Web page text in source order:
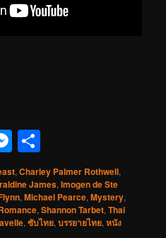
Messenger
,Charley Palmer Rothwell,
James,Imogen de Ste
,Michael Pearce,Mystery,
,Shannon Tarbet,Thai
,ซับไทย,บรรยายไทย,หนัง